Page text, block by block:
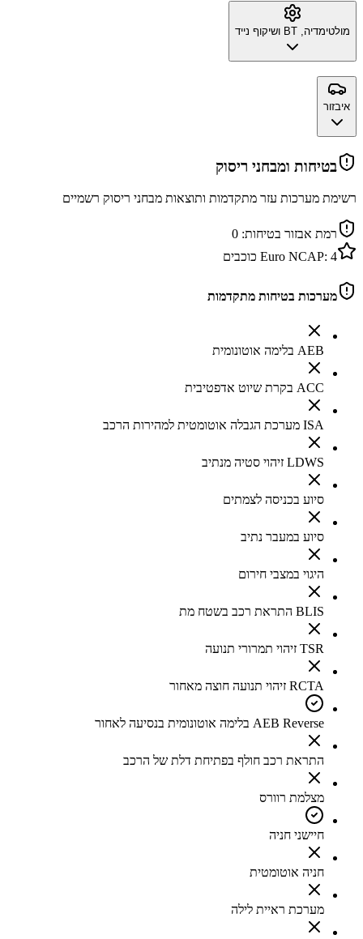
מולטימדיה, BT ושיקוף נייד
איבזור
בטיחות ומבחני ריסוק
רשימת מערכות עזר מתקדמות ותוצאות מבחני ריסוק רשמיים
רמת אבזור בטיחות: 0
Euro NCAP: 4 כוכבים
מערכות בטיחות מתקדמות
AEB בלימה אוטונומית
ACC בקרת שיוט אדפטיבית
ISA מערכת הגבלה אוטומטית למהירות הרכב
LDWS זיהוי סטיה מנתיב
סיוע בכניסה לצמתים
סיוע במעבר נתיב
היגוי במצבי חירום
BLIS התראת רכב בשטח מת
TSR זיהוי תמרורי תנועה
RCTA זיהוי תנועה חוצה מאחור
AEB Reverse בלימה אוטונומית בנסיעה לאחור
התראת רכב חולף בפתיחת דלת של הרכב
מצלמת רוורס
חיישני חניה
חניה אוטומטית
מערכת ראיית לילה